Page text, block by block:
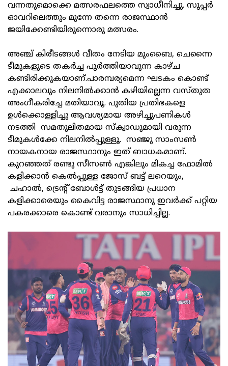
വന്നതുമൊക്കെ മത്സരഫലത്തെ സ്വാധീനിച്ചു. സൂപ്പർ
ഓവറിലെത്തും മുന്നേ തന്നെ രാജസ്ഥാൻ
ജയിക്കേണ്ടിയിരുന്നൊരു മത്സരം.
അഞ്ച് കിരീടങ്ങൾ വീതം നേടിയ മുംബൈ, ചെന്നൈ
ടീമുകളുടെ തകർച്ച പൂർത്തിയാവുന്ന കാഴ്ച
കണ്ടിരിക്കുകയാണ്.പാരമ്പര്യമെന്ന ഘടകം കൊണ്ട്
എക്കാലവും നിലനിൽക്കാൻ കഴിയില്ലെന്ന വസ്തുത
അംഗീകരിച്ചേ മതിയാവൂ. പുതിയ പ്രതിഭകളെ
ഉൾക്കൊള്ളിച്ചു ആവശ്യമായ അഴിച്ചുപണികൾ
നടത്തി സമതുലിതമായ സ്ക്വാഡുമായി വരുന്ന
ടീമുകൾക്കേ നിലനിൽപ്പുള്ളൂ. സഞ്ജു സാംസൺ
നായകനായ രാജസ്ഥാനും ഇത് ബാധകമാണ്.
കുറഞ്ഞത് രണ്ടു സീസൺ എങ്കിലും മികച്ച ഫോമിൽ
കളിക്കാൻ കെൽപ്പുള്ള ജോസ് ബട്ട് ലറെയും,
ചഹാൽ, ട്രെന്റ് ബോൾട്ട് തുടങ്ങിയ പ്രധാന
കളിക്കാരെയും കൈവിട്ട രാജസ്ഥാനു ഇവർക്ക് പറ്റിയ
പകരക്കാരെ കൊണ്ട് വരാനും സാധിച്ചില്ല.